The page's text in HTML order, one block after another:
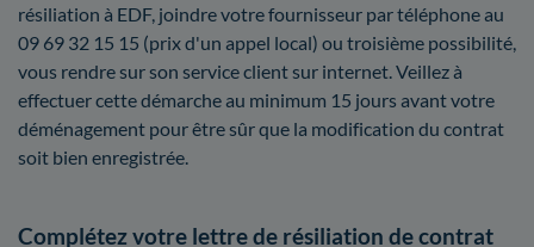
résiliation à EDF, joindre votre fournisseur par téléphone au
09 69 32 15 15 (prix d'un appel local) ou troisième possibilité,
vous rendre sur son service client sur internet. Veillez à
effectuer cette démarche au minimum 15 jours avant votre
déménagement pour être sûr que la modification du contrat
soit bien enregistrée.
Complétez votre lettre de résiliation de contrat